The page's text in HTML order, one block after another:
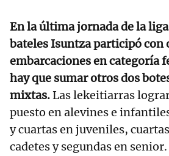
En la última jornada de la
bateles Isuntza participó con
embarcaciones en categoría
hay que sumar otros dos
mixtas.Las lekeitiarras
puesto en alevines e
y cuartas en juveniles,
cadetes y segundas en